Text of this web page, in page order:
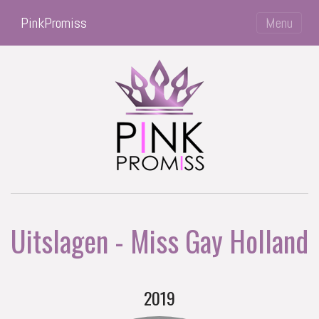
PinkPromiss Menu
Uitslagen - Miss Gay Holland
2019